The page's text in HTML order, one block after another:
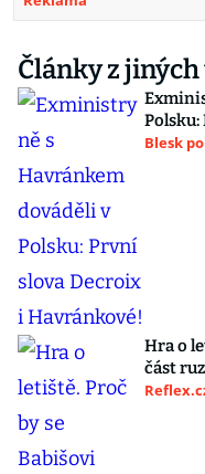
Články z
Blesk
Hra o
část